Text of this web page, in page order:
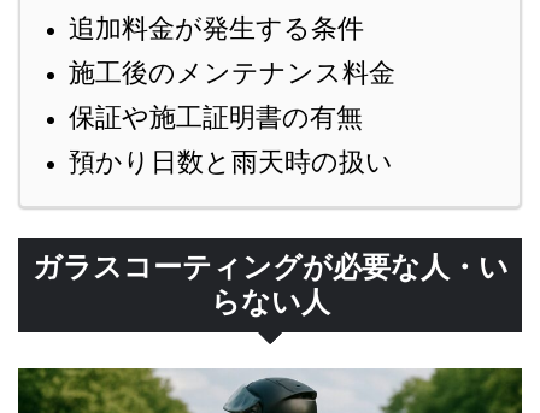
追加料金が発生する条件
施工後のメンテナンス料金
保証や施工証明書の有無
預かり日数と雨天時の扱い
ガラスコーティングが必要な人・い
らない人